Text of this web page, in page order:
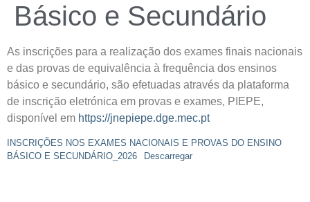
Básico e Secundário
As inscrições para a realização dos exames finais nacionais
e das provas de equivalência à frequência dos ensinos
básico e secundário, são efetuadas através da plataforma
de inscrição eletrónica em provas e exames, PIEPE,
disponível em https://jnepiepe.dge.mec.pt
INSCRIÇÕES NOS EXAMES NACIONAIS E PROVAS DO ENSINO
BÁSICO E SECUNDÁRIO_2026
Descarregar